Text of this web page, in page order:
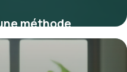
méthode
et émotions